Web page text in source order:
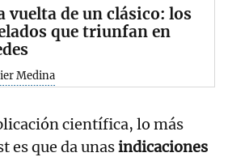
vuelta de un clásico: los
que triunfan en
Medina
científica, lo más
es que da unasindicaciones